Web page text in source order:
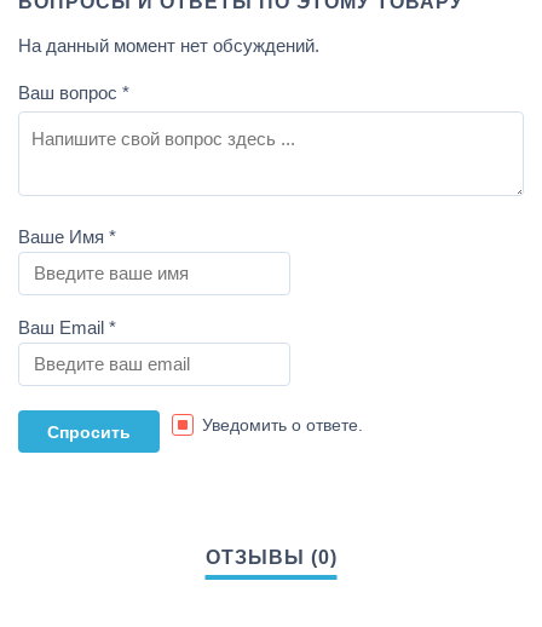
На данный момент нет обсуждений.
Ваш вопрос *
Ваше Имя *
Ваш Email *
Уведомить о ответе.